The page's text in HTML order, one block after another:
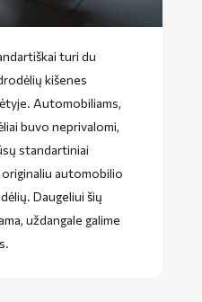
turi du
kišenes
Automobiliams,
buvo neprivalomi,
standartiniai
originaliu automobilio
Daugeliui šių
uždangale galime